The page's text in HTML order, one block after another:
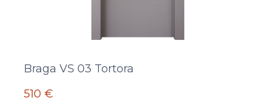
Braga VS 03 Tortora
510 €